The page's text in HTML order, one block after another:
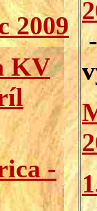
2009
KV
-
-